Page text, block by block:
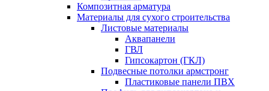
Композитная арматура
Материалы для сухого строительства
Листовые материалы
Аквапанели
ГВЛ
Гипсокартон (ГКЛ)
Подвесные потолки армстронг
Пластиковые панели ПВХ